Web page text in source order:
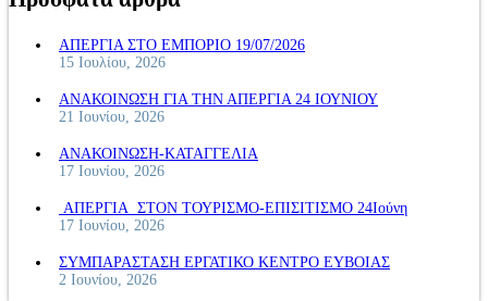
ΑΠΕΡΓΙΑ ΣΤΟ ΕΜΠΟΡΙΟ 19/07/2026
15 Ιουλίου, 2026
ΑΝΑΚΟΙΝΩΣΗ ΓΙΑ ΤΗΝ ΑΠΕΡΓΙΑ 24 ΙΟΥΝΙΟΥ
21 Ιουνίου, 2026
ΑΝΑΚΟΙΝΩΣΗ-ΚΑΤΑΓΓΕΛΙΑ
17 Ιουνίου, 2026
ΑΠΕΡΓΙΑ ΣΤΟΝ ΤΟΥΡΙΣΜΟ-ΕΠΙΣΙΤΙΣΜΟ 24Ιούνη
17 Ιουνίου, 2026
ΣΥΜΠΑΡΑΣΤΑΣΗ ΕΡΓΑΤΙΚΟ ΚΕΝΤΡΟ ΕΥΒΟΙΑΣ
2 Ιουνίου, 2026